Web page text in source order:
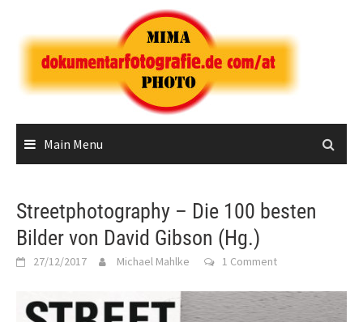
content
Main Menu
Streetphotography – Die 100 besten
Bilder von David Gibson (Hg.)
27/12/2017 Michael Mahlke 1 Comment